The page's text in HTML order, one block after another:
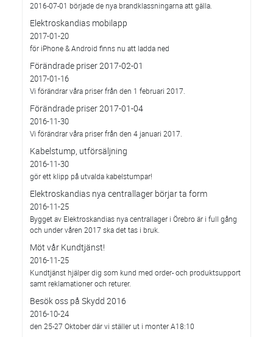
2016-07-01 började de nya brandklassningarna att gälla.
Elektroskandias mobilapp
2017-01-20
för iPhone & Android finns nu att ladda ned
Förändrade priser 2017-02-01
2017-01-16
Vi förändrar våra priser från den 1 februari 2017.
Förändrade priser 2017-01-04
2016-11-30
Vi förändrar våra priser från den 4 januari 2017.
Kabelstump, utförsäljning
2016-11-30
gör ett klipp på utvalda kabelstumpar!
Elektroskandias nya centrallager börjar ta form
2016-11-25
Bygget av Elektroskandias nya centrallager i Örebro är i full gång
och under våren 2017 ska det tas i bruk.
Möt vår Kundtjänst!
2016-11-25
Kundtjänst hjälper dig som kund med order- och produktsupport
samt reklamationer och returer.
Besök oss på Skydd 2016
2016-10-24
den 25-27 Oktober där vi ställer ut i monter A18:10